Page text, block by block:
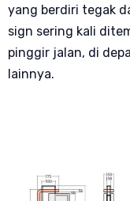
yang berdiri tegak
sign sering kali
pinggir jalan, di
lainnya.